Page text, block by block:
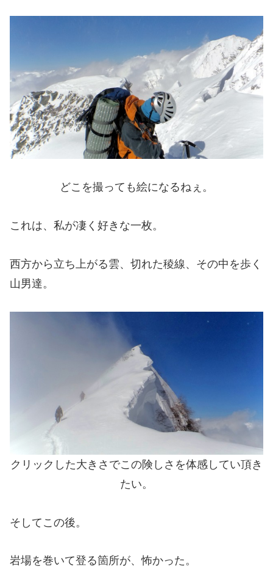
どこを撮っても絵になるねぇ。
これは、私が凄く好きな一枚。
西方から立ち上がる雲、切れた稜線、その中を歩く
山男達。
クリックした大きさでこの険しさを体感してい頂き
たい。
そしてこの後。
岩場を巻いて登る箇所が、怖かった。